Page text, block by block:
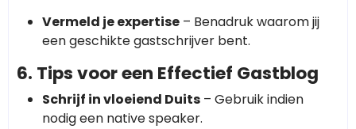
Vermeld je expertise – Benadruk waarom jij
een geschikte gastschrijver bent.
6. Tips voor een Effectief Gastblog
Schrijf in vloeiend Duits – Gebruik indien
nodig een native speaker.